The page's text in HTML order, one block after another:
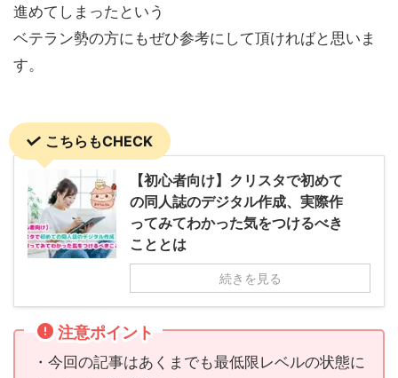
進めてしまったという
ベテラン勢の方にもぜひ参考にして頂ければと思いま
す。
こちらもCHECK
【初心者向け】クリスタで初めて
の同人誌のデジタル作成、実際作
ってみてわかった気をつけるべき
こととは
続きを見る
注意ポイント
・今回の記事はあくまでも最低限レベルの状態に